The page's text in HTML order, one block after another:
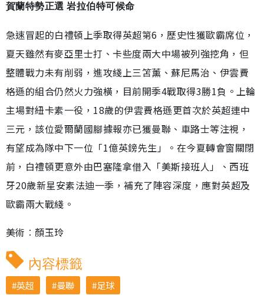
賀蘭特勢正選 岩拉伯特可候命
急速冒起的白禮頓上季取得英超第6，歷史性獲歐霸席位，
夏天雖然有麥亞里士打、卡些度兩大中場被列強挖角，但
整體戰力未有削弱，進攻綫上三笘薰、蘇尼馬治、伊雲費
格遜的組合仍然火力強橫，目前開季4戰取得3勝1負。上輪
主場對紐卡素一役，18歲的伊雲費格遜更首次於英超連中
三元，該位愛爾蘭國腳據報亦已獲曼聯、車路士等注視，
有望成為隊中下一位「1億英鎊先生」。在今夏轉會窗關閉
前，白禮頓更意外由巴塞隆拿借入「美斯接班人」、西班
牙20歲新星安素法迪一季，補充了陣容深度，應對英超及
歐霸兩大戰綫。
美術︰顏玉玲
內容標籤
英超 曼聯 足球